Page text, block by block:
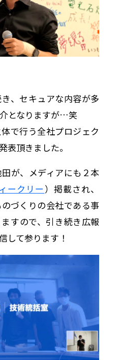
、セキュアな内容が多
となりますが…笑
で行う全社プロジェク
表頂きました。
が、メディアにも２本
ークリー ）掲載され、
づくりの会社である事
すので、引き続き広報
して参ります！